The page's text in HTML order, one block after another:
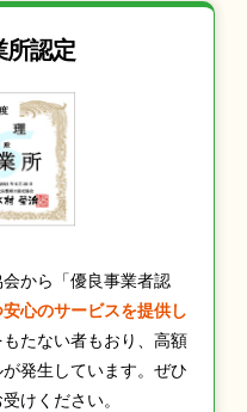
所認定
から「優良事業者認
心のサービスを提供し
たない者もおり、高額
発生しています。ぜひ
けください。